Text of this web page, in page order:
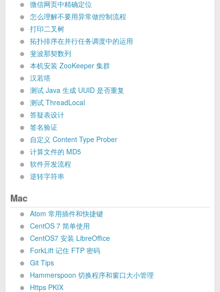
微信网页中精确定位
怎么理解不要用异常做控制流程
打印二叉树
拓扑排序在并行任务调度中的运用
斐波那契数列
本机安装 ZooKeeper 集群
汉若塔
测试 Java 生成 UUID 是否重复
测试 ThreadLocal
答疑表设计
签名验证
自定义 Content Type Prober
计算文件的 MD5
软件开发流程
逆转字符串
Mac
Atom 常用插件和快捷键
CentOS 7 简单使用
CentOS7 安装 LibreOffice
ForkLift 记住 FTP 密码
Git Tips
Hammerspoon 切换程序和窗口大小管理
Https PKIX